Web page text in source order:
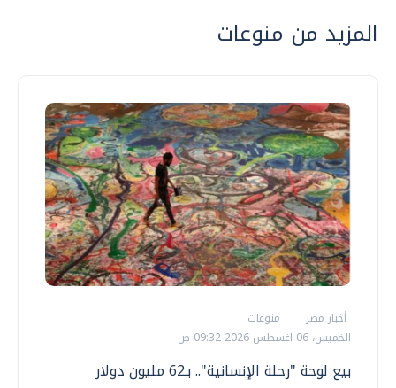
المزيد من منوعات
أخبار مصر
منوعات
الخميس، 06 اغسطس 2026 09:32 ص
بيع لوحة "رحلة الإنسانية".. بـ62 مليون دولار